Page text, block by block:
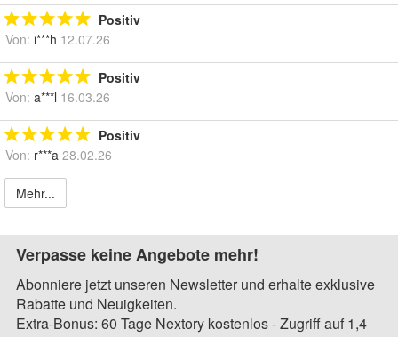
Positiv
Von: i***h 12.07.26
Positiv
Von: a***l 16.03.26
Positiv
Von: r***a 28.02.26
Mehr...
Verpasse keine Angebote mehr!
Abonniere jetzt unseren Newsletter und erhalte exklusive
Rabatte und Neuigkeiten.
Extra-Bonus: 60 Tage Nextory kostenlos - Zugriff auf 1,4